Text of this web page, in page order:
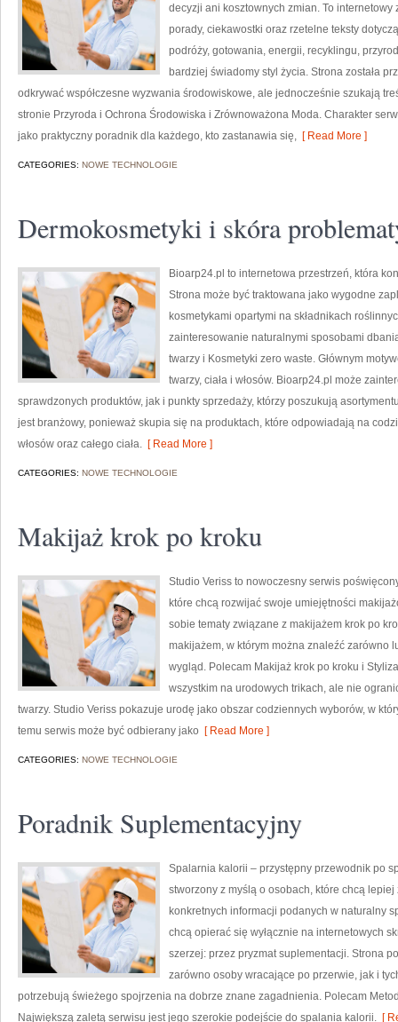
decyzji ani kosztownych zmian. To
porady, ciekawostki oraz rzetelne teksty
podróży, gotowania, energii, recyklingu,
bardziej świadomy styl życia. Strona została
odkrywać współczesne wyzwania środowiskowe, ale jednocześnie szukają
stronie Przyroda i Ochrona Środowiska i Zrównoważona Moda. Charakter
jako praktyczny poradnik dla każdego, kto zastanawia się, [ Read More ]
CATEGORIES: NOWE TECHNOLOGIE
Dermokosmetyki i skóra
Bioarp24.pl to internetowa przestrzeń, która
Strona może być traktowana jako wygodne
kosmetykami opartymi na składnikach
zainteresowanie naturalnymi sposobami
twarzy i Kosmetyki zero waste. Głównym
twarzy, ciała i włosów. Bioarp24.pl może
sprawdzonych produktów, jak i punkty sprzedaży, którzy poszukują
jest branżowy, ponieważ skupia się na produktach, które odpowiadają na
włosów oraz całego ciała. [ Read More ]
CATEGORIES: NOWE TECHNOLOGIE
Makijaż krok po kroku
Studio Veriss to nowoczesny serwis
które chcą rozwijać swoje umiejętności
sobie tematy związane z makijażem krok po
makijażem, w którym można znaleźć zarówno
wygląd. Polecam Makijaż krok po kroku i
wszystkim na urodowych trikach, ale nie
twarzy. Studio Veriss pokazuje urodę jako obszar codziennych wyborów, w
temu serwis może być odbierany jako [ Read More ]
CATEGORIES: NOWE TECHNOLOGIE
Poradnik Suplementacyjny
Spalarnia kalorii – przystępny przewodnik po
stworzony z myślą o osobach, które chcą
konkretnych informacji podanych w naturalny
chcą opierać się wyłącznie na internetowych
szerzej: przez pryzmat suplementacji. Strona
zarówno osoby wracające po przerwie, jak i
potrzebują świeżego spojrzenia na dobrze znane zagadnienia. Polecam
Największą zaletą serwisu jest jego szerokie podejście do spalania kalorii. [